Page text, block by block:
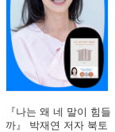
『나는 왜 네 말이 힘들
까』 박재연 저자 북토